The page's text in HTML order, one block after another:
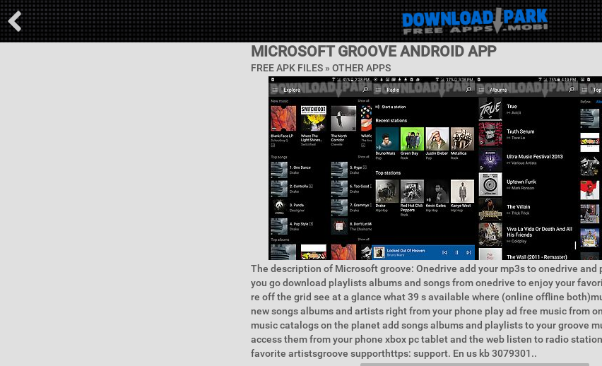
MICROSOFT GROOVE ANDROID APP
FREE APK FILES » OTHER APPS
The description of Microsoft groove: Onedrive add your mp3s to onedrive and
you go download playlists albums and songs from onedrive to enjoy your
re off the grid see at a glance what 39 s available where (online offline
new songs albums and artists right from your phone play ad free music from
music catalogs on the planet add songs albums and playlists to your groove
access them from your phone xbox pc tablet and the web listen to radio
favorite artistsgroove supporthttps: support. En us kb 3079301..